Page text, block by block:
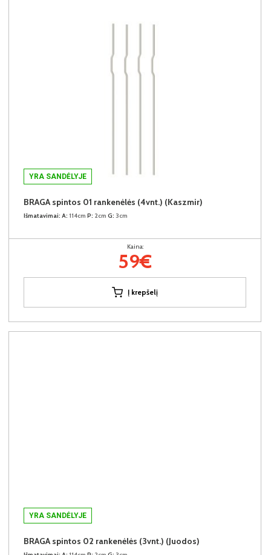
YRA SANDĖLYJE
BRAGA spintos 01 rankenėlės (4vnt.) (Kaszmir)
Išmatavimai: A: 114cm P: 2cm G: 3cm
Kaina:
59€
Į krepšelį
YRA SANDĖLYJE
BRAGA spintos 02 rankenėlės (3vnt.) (Juodos)